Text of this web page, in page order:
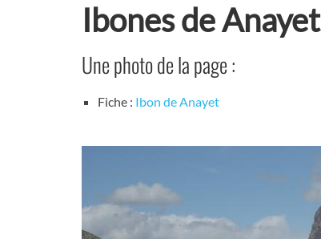
Ibones de Anayet
Une photo de la page :
Fiche : Ibon de Anayet